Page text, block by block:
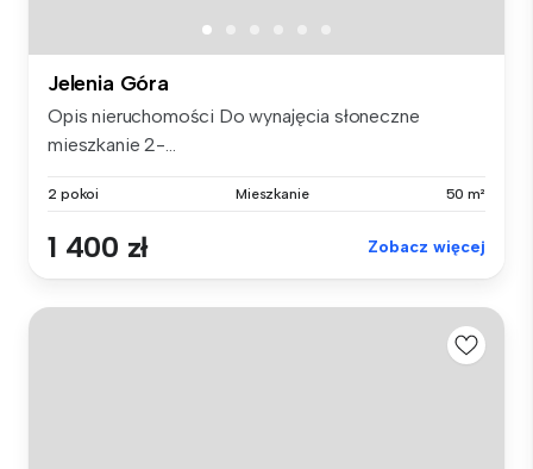
Jelenia Góra
Opis nieruchomości Do wynajęcia słoneczne
mieszkanie 2-...
2 pokoi Mieszkanie 50 m²
1 400 zł Zobacz więcej